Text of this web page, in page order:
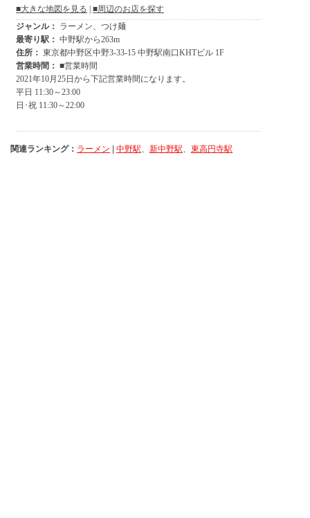
関連ランキング： ラーメン 中野駅、 新中野駅、 東高円寺駅